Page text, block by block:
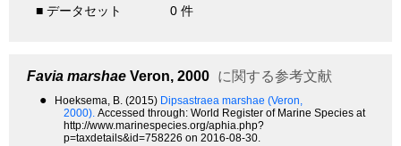
■ データセット
0 件
Favia marshae Veron, 2000 に関する参考文献
● Hoeksema, B. (2015) Dipsastraea marshae (Veron,
2000). Accessed through: World Register of Marine Species at
http://www.marinespecies.org/aphia.php?
p=taxdetails&id=758226 on 2016-08-30.